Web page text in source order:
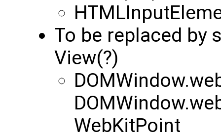
To be replaced by
View(?)
WebKitPoint